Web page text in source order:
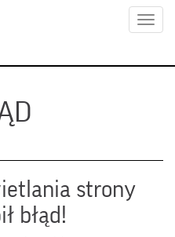
Menu
strony
błąd!